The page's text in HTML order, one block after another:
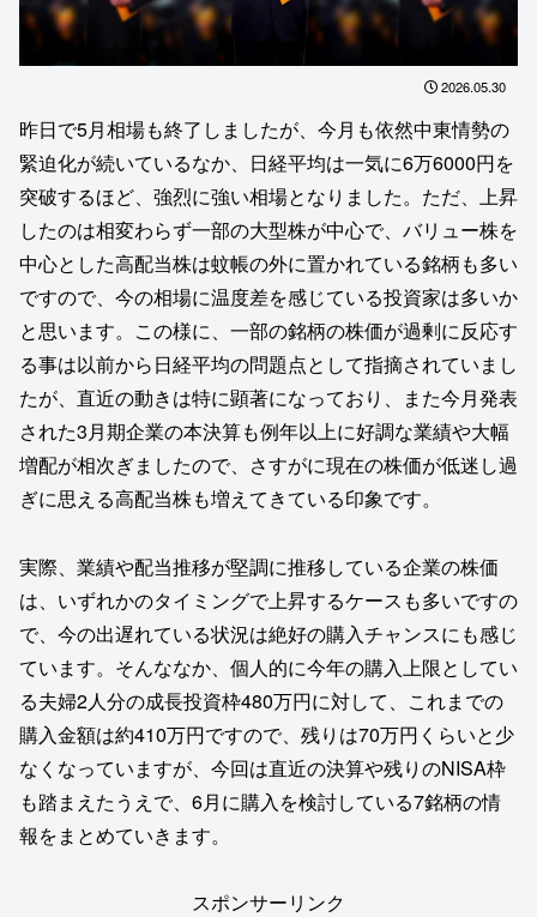
2026.05.30
昨日で5月相場も終了しましたが、今月も依然中東情勢の
緊迫化が続いているなか、日経平均は一気に6万6000円を
突破するほど、強烈に強い相場となりました。ただ、上昇
したのは相変わらず一部の大型株が中心で、バリュー株を
中心とした高配当株は蚊帳の外に置かれている銘柄も多い
ですので、今の相場に温度差を感じている投資家は多いか
と思います。この様に、一部の銘柄の株価が過剰に反応す
る事は以前から日経平均の問題点として指摘されていまし
たが、直近の動きは特に顕著になっており、また今月発表
された3月期企業の本決算も例年以上に好調な業績や大幅
増配が相次ぎましたので、さすがに現在の株価が低迷し過
ぎに思える高配当株も増えてきている印象です。
実際、業績や配当推移が堅調に推移している企業の株価
は、いずれかのタイミングで上昇するケースも多いですの
で、今の出遅れている状況は絶好の購入チャンスにも感じ
ています。そんななか、個人的に今年の購入上限としてい
る夫婦2人分の成長投資枠480万円に対して、これまでの
購入金額は約410万円ですので、残りは70万円くらいと少
なくなっていますが、今回は直近の決算や残りのNISA枠
も踏まえたうえで、6月に購入を検討している7銘柄の情
報をまとめていきます。
スポンサーリンク